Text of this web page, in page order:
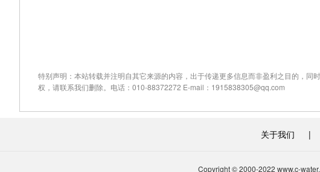
特别声明：本站转载并注明自其它来源的内容，出于传递更多信息而非盈利之目的，
权，请联系我们删除。电话：010-88372272 E-mail：1915838305@qq.com
关于我们 |
Copyright © 2000-2022 www.c-